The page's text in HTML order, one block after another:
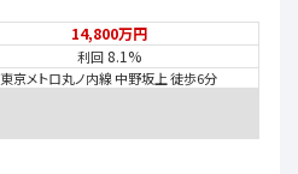
14,800万円
利回8.1%
東京メトロ丸ノ内線 中野坂上 徒歩6分